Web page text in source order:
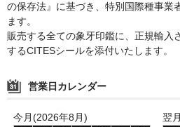
の保存法』に基づき、特別国際種事業
ます。
販売する全ての象牙印鑑に、正規輸入
するCITESシールを添付いたします。
営業日カレンダー
今月(2026年8月)
翌